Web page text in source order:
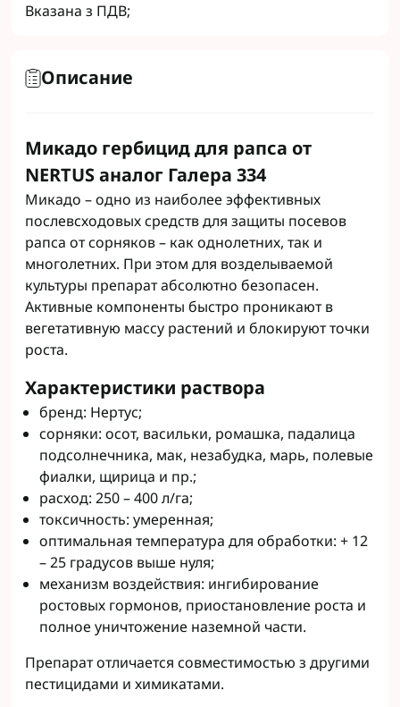
Вказана з ПДВ;
Описание
Микадо гербицид для рапса от
NERTUS аналог Галера 334
Микадо – одно из наиболее эффективных
послевсходовых средств для защиты посевов
рапса от сорняков – как однолетних, так и
многолетних. При этом для возделываемой
культуры препарат абсолютно безопасен.
Активные компоненты быстро проникают в
вегетативную массу растений и блокируют точки
роста.
Характеристики раствора
бренд: Нертус;
сорняки: осот, васильки, ромашка, падалица
подсолнечника, мак, незабудка, марь, полевые
фиалки, щирица и пр.;
расход: 250 – 400 л/га;
токсичность: умеренная;
оптимальная температура для обработки: + 12
– 25 градусов выше нуля;
механизм воздействия: ингибирование
ростовых гормонов, приостановление роста и
полное уничтожение наземной части.
Препарат отличается совместимостью з другими
пестицидами и химикатами.